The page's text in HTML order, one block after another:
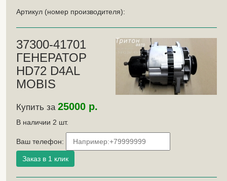
Артикул (номер производителя):
37300-41701
ГЕНЕРАТОР
HD72 D4AL
MOBIS
Купить за 25000 р.
В наличии 2 шт.
Ваш телефон: